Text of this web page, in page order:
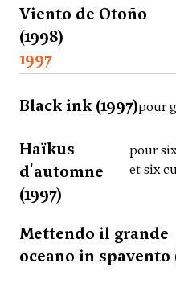
Viento de Otoño
(1998)
1997
Black ink (1997)pour
Haïkus
d'automne
(1997)
pour
et six
Mettendo il grande
oceano in spavento